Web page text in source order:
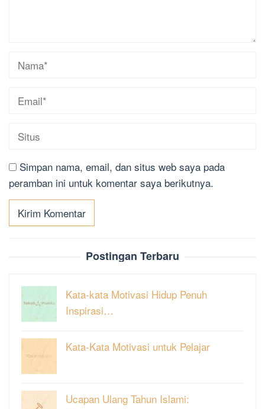
Simpan nama, email, dan situs web saya pada
peramban ini untuk komentar saya berikutnya.
Postingan Terbaru
Kata-kata Motivasi Hidup Penuh
Inspirasi…
Kata-Kata Motivasi untuk Pelajar
Ucapan Ulang Tahun Islami: